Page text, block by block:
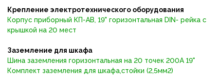
Крепление электротехнического оборудования
Корпус приборный КП-АВ, 19" горизонтальная DIN- рейка с
крышкой на 20 мест
Заземление для шкафа
Шина заземления горизонтальная на 20 точек 200А 19"
Комплект заземления для шкафа,стойки (2,5мм2)